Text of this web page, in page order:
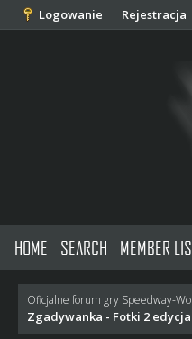
Logowanie Rejestracja
HOME SEARCH MEMBER
Oficjalne forum gry Speedway-
Zgadywanka - Fotki 2 edycja